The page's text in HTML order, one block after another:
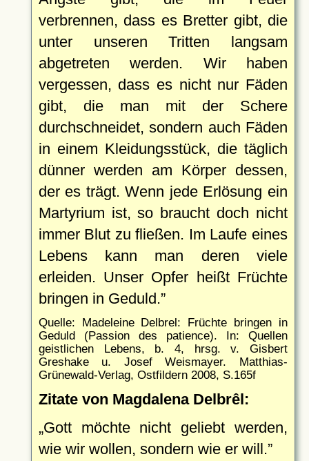
verbrennen, dass es Bretter gibt, die
unter unseren Tritten langsam
abgetreten werden. Wir haben
vergessen, dass es nicht nur Fäden
gibt, die man mit der Schere
durchschneidet, sondern auch Fäden
in einem Kleidungsstück, die täglich
dünner werden am Körper dessen,
der es trägt. Wenn jede Erlösung ein
Martyrium ist, so braucht doch nicht
immer Blut zu fließen. Im Laufe eines
Lebens kann man deren viele
erleiden. Unser Opfer heißt Früchte
bringen in Geduld.
Quelle: Madeleine Delbrel: Früchte bringen in
Geduld (Passion des patience). In: Quellen
geistlichen Lebens, b. 4, hrsg. v. Gisbert
Greshake u. Josef Weismayer. Matthias-
Grünewald-Verlag, Ostfildern 2008, S.165f
Zitate von Magdalena Delbrêl:
Gott möchte nicht geliebt werden,
wie wir wollen, sondern wie er will.